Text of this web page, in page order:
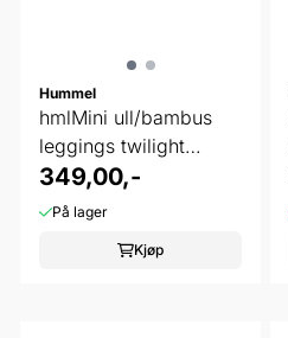
Hummel
hmlMini ull/bambus
leggings twilight
mauve
349,00,-
På lager
Kjøp